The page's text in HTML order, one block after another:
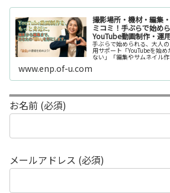
撮影場所・機材・編集
ミコミ！手ぶらで始め
YouTube動画制作・運
手ぶらで始められる、大人
用サポート「YouTubeを始
ない」「編集やサムネイル
続きしない」「機材を揃え
www.enp.of-u.com
お名前 (必須)
メールアドレス (必須)